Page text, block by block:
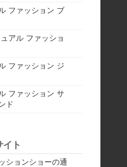
ファッション ブ
アル ファッショ
ファッション ジ
ファッション サ
ド
イト
ションショーの通